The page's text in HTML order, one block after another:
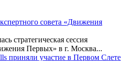
совета «Движения
стратегическая сессия
Первых» в г. Москва...